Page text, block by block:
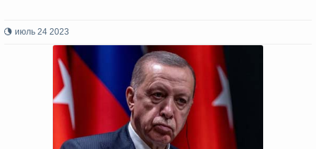
июль 24 2023